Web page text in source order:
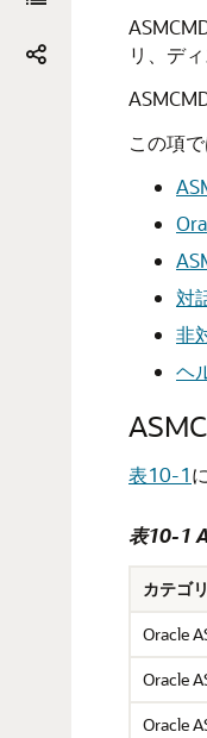
リ、デ
この項
対
非
ヘ
表10-1
表10-1
カテゴリ
Oracle
Oracle
Oracle